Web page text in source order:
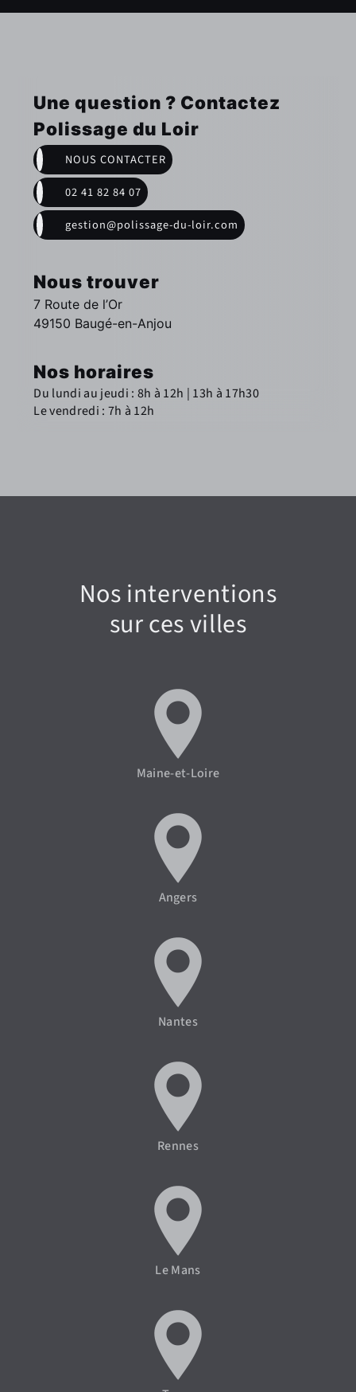
Une question ? Contactez
Polissage du Loir
NOUS CONTACTER
02 41 82 84 07
gestion@polissage-du-loir.com
Nous trouver
7 Route de l’Or
49150 Baugé-en-Anjou
Nos horaires
Du lundi au jeudi : 8h à 12h | 13h à 17h30
Le vendredi : 7h à 12h
Nos interventions
sur ces villes
Maine-et-Loire
Angers
Nantes
Rennes
Le Mans